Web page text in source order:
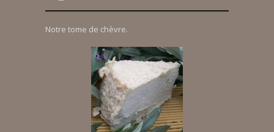
Notre tome de chèvre.